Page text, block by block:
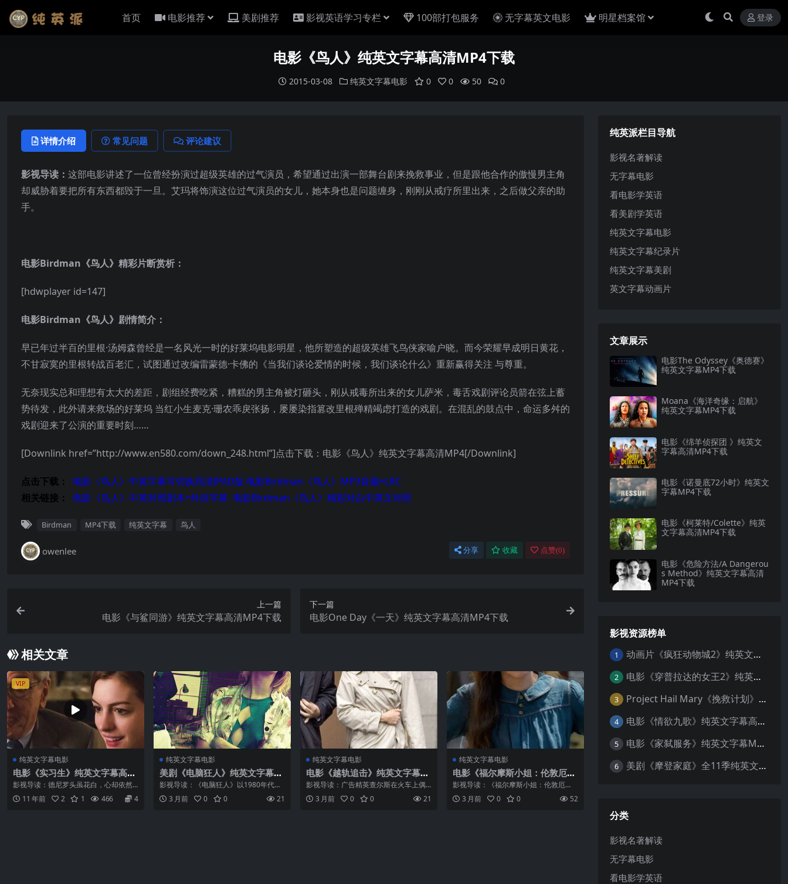
首页 电影推荐 美剧推荐 影视英语学习专栏 100部打包服务 无字幕英文电影 明星档案馆 登录
电影《鸟人》纯英文字幕高清MP4下载
2015-03-08 纯英文字幕电影 0 0 50 0
详情介绍 常见问题 评论建议
影视导读： 这部电影讲述了一位曾经扮演过超级英雄的过气演员，希望通过出演一部舞台剧来挽救事业，但是跟他合作的傲慢男主角
却威胁着要把所有东西都毁于一旦。艾玛将饰演这位过气演员的女儿，她本身也是问题缠身，刚刚从戒疗所里出来，之后做父亲的助
手。
电影Birdman《鸟人》精彩片断赏析：
[hdwplayer id=147]
电影Birdman《鸟人》剧情简介：
早已年过半百的里根·汤姆森曾经是一名风光一时的好莱坞电影明星，他所塑造的超级英雄飞鸟侠家喻户晓。而今荣耀早成明日黄花，
不甘寂寞的里根转战百老汇，试图通过改编雷蒙德·卡佛的《当我们谈论爱情的时候，我们谈论什么》重新赢得关注 与尊重。
无奈现实总和理想有太大的差距，剧组经费吃紧，糟糕的男主角被灯砸头，刚从戒毒所出来的女儿萨米，毒舌戏剧评论员箭在弦上蓄
势待发，此外请来救场的好莱坞 当红小生麦克·珊农乖戾张扬，屡屡染指篡改里根殚精竭虑打造的戏剧。在混乱的鼓点中，命运多舛的
戏剧迎来了公演的重要时刻……
[Downlink href=”http://www.en580.com/down_248.html”]点击下载：电影《鸟人》纯英文字幕高清MP4[/Downlink]
点击下载： 电影《鸟人》中英字幕可切换高清IPAD版 电影Birdman 《鸟人》MP3音频+LRC
相关链接：
电影 《鸟人》中英对照剧本+外挂字幕 电影Birdman 《鸟人》精彩对白中英文对照
Birdman MP4下载 纯英文字幕 鸟人
owenlee 分享 收藏 点赞(0)
上一篇
电影《与鲨同游》纯英文字幕高清MP4下载
下一篇
电影One Day《一天》纯英文字幕高清MP4下载
相关文章
VIP
纯英文字幕电影
电影《实习生》纯英文字幕高清
MP4下载
影视导读：德尼罗头虽花白，心却依然
年轻，就像新海报上所写的“体验永不变
老”，他不仅跟职场的小年轻打成一片，
11 年前 2 1 466 4
纯英文字幕电影
美剧《电脑狂人》纯英文字幕M
P4下载
影视导读：《电脑狂人》以1980年代的
个人电脑革命为背景，记录了IBM、苹
果、康懋达等科技巨头之间的明争暗
3 月前 0 0 21
纯英文字幕电影
电影《越轨追击》纯英文字幕M
P4下载
影视导读：广告精英查尔斯在火车上偶
遇女商人卢辛达，两人激情过后却遭遇
敲诈勒索，身陷危险阴谋。詹妮弗·安妮
3 月前 0 0 21
纯英文字幕电影
电影《福尔摩斯小姐：伦敦厄
运》纯英文字幕高清MP4下载
影视导读：《福尔摩斯小姐：伦敦厄
运》（Enola Holmes 2，2022）是一部
在全球范围内享有极高声誉的经典之
3 月前 0 0 52
纯英派栏目导航
影视名著解读
无字幕电影
看电影学英语
看美剧学英语
纯英文字幕电影
纯英文字幕纪录片
纯英文字幕美剧
英文字幕动画片
文章展示
电影The Odyssey《奥德赛》
纯英文字幕MP4下载
Moana《海洋奇缘：启航》
纯英文字幕MP4下载
电影《绵羊侦探团 》纯英文
字幕高清MP4下载
电影《诺曼底72小时》纯英文
字幕MP4下载
电影《柯莱特/Colette》纯英
文字幕高清MP4下载
电影《危险方法/A Dangerou
s Method》纯英文字幕高清
MP4下载
影视资源榜单
1 动画片《疯狂动物城2》纯英文字幕MP4下载
2 电影《穿普拉达的女王2》纯英文字幕MP4下载
3 Project Hail Mary《挽救计划》纯英文字幕科幻电影MP4下载
4 电影《情欲九歌》纯英文字幕高清MP4下载
5 电影《家弑服务》纯英文字幕MP4下载
6 美剧《摩登家庭》全11季纯英文字幕高清MP4下载
分类
影视名著解读
无字幕电影
看电影学英语